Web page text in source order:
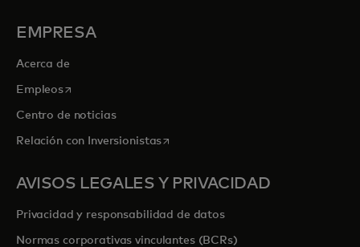
EMPRESA
Acerca de
Empleosse abre en una pestaña nueva
Centro de noticias
Relación con Inversionistasse abre en una pestaña nueva
AVISOS LEGALES Y PRIVACIDAD
Privacidad y responsabilidad de datos
Normas corporativas vinculantes (BCRs)